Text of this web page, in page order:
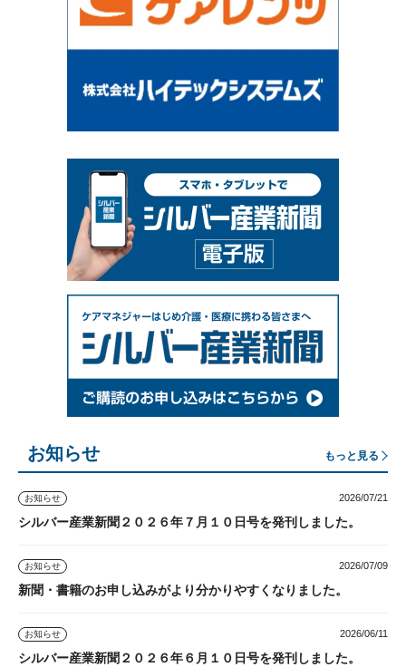
お知らせ もっと見る
お知らせ 2026/07/21
シルバー産業新聞２０２６年７月１０日号を発刊しました。
お知らせ 2026/07/09
新聞・書籍のお申し込みがより分かりやすくなりました。
お知らせ 2026/06/11
シルバー産業新聞２０２６年６月１０日号を発刊しました。